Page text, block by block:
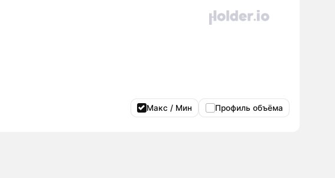
Макс / Мин Профиль объёма